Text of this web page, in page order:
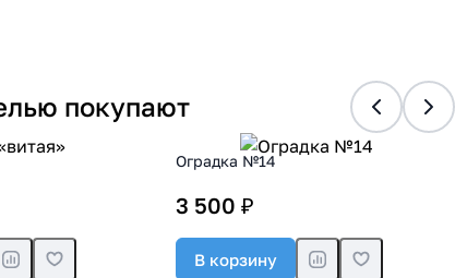
покупают
Оградка №14
3 500 ₽
В корзину